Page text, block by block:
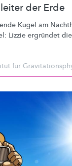
der Erde
Kugel am
Lizzie ergründet
für